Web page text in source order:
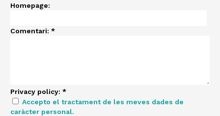
Homepage:
Comentari: *
Privacy policy: *
Accepto el tractament de les meves dades de
caràcter personal.